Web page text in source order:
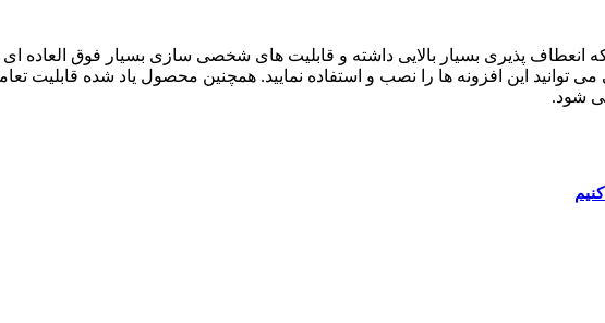
پذیری بسیار بالایی داشته و قابلیت های شخصی سازی بسیار فوق العاده ای را
توانید این افزونه ها را نصب و استفاده نمایید. همچنین محصول یاد شده قابلیت
شود.